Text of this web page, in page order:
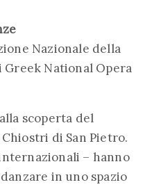
Nazionale della
National Opera
scoperta del
di San Pietro.
– hanno
in uno spazio